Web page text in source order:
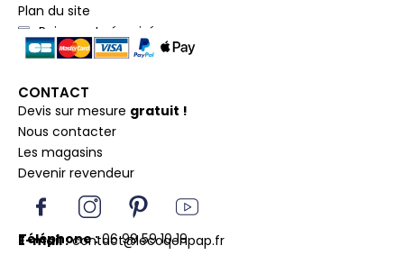
Plan du site
Paiement sécurisé
CONTACT
Devis sur mesure gratuit !
Nous contacter
Les magasins
Devenir revendeur
I
c
o
I
n
s
P
i
n
Y
o
u
Téléphone :06 99 59 10 19
E-mail :contact@lecoqenpap.fr